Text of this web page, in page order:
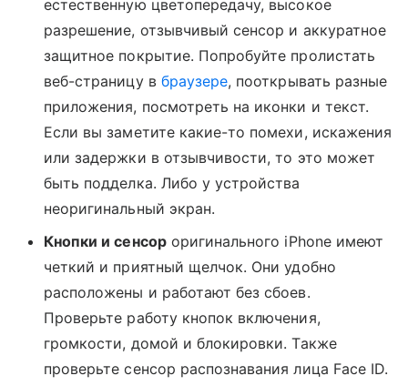
естественную цветопередачу, высокое
разрешение, отзывчивый сенсор и аккуратное
защитное покрытие. Попробуйте пролистать
веб-страницу в браузере, пооткрывать разные
приложения, посмотреть на иконки и текст.
Если вы заметите какие-то помехи, искажения
или задержки в отзывчивости, то это может
быть подделка. Либо у устройства
неоригинальный экран.
Кнопки и сенсороригинального iPhone имеют
четкий и приятный щелчок. Они удобно
расположены и работают без сбоев.
Проверьте работу кнопок включения,
громкости, домой и блокировки. Также
проверьте сенсор распознавания лица Face ID.